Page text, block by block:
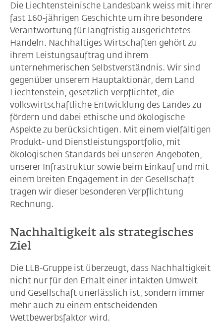
Die Liechtensteinische Landesbank weiss mit ihrer
fast 160-jährigen Geschichte um ihre besondere
Verantwortung für langfristig ausgerichtetes
Handeln. Nachhaltiges Wirtschaften gehört zu
ihrem Leistungsauftrag und ihrem
unternehmerischen Selbstverständnis. Wir sind
gegenüber unserem Hauptaktionär, dem Land
Liechtenstein, gesetzlich verpflichtet, die
volkswirtschaftliche Entwicklung des Landes zu
fördern und dabei ethische und ökologische
Aspekte zu berücksichtigen. Mit einem vielfältigen
Produkt- und Dienstleistungsportfolio, mit
ökologischen Standards bei unseren Angeboten,
unserer Infrastruktur sowie beim Einkauf und mit
einem breiten Engagement in der Gesellschaft
tragen wir dieser besonderen Verpflichtung
Rechnung.
Nachhaltigkeit als strategisches
Ziel
Die LLB-Gruppe ist überzeugt, dass Nachhaltigkeit
nicht nur für den Erhalt einer intakten Umwelt
und Gesellschaft unerlässlich ist, sondern immer
mehr auch zu einem entscheidenden
Wettbewerbsfaktor wird.